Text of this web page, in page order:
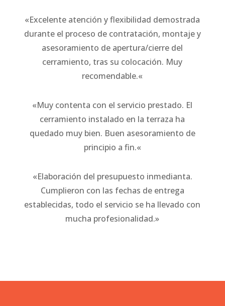
«Excelente atención y flexibilidad demostrada
durante el proceso de contratación, montaje y
asesoramiento de apertura/cierre del
cerramiento, tras su colocación. Muy
recomendable.«
«Muy contenta con el servicio prestado. El
cerramiento instalado en la terraza ha
quedado muy bien. Buen asesoramiento de
principio a fin.«
«Elaboración del presupuesto inmedianta.
Cumplieron con las fechas de entrega
establecidas, todo el servicio se ha llevado con
mucha profesionalidad.»